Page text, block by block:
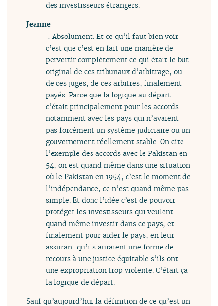
des investisseurs étrangers.
Jeanne
: Absolument. Et ce qu’il faut bien voir
c’est que c’est en fait une manière de
pervertir complètement ce qui était le but
original de ces tribunaux d’arbitrage, ou
de ces juges, de ces arbitres, finalement
payés. Parce que la logique au départ
c’était principalement pour les accords
notamment avec les pays qui n’avaient
pas forcément un système judiciaire ou un
gouvernement réellement stable. On cite
l’exemple des accords avec le Pakistan en
54, on est quand même dans une situation
où le Pakistan en 1954, c’est le moment de
l’indépendance, ce n’est quand même pas
simple. Et donc l’idée c’est de pouvoir
protéger les investisseurs qui veulent
quand même investir dans ce pays, et
finalement pour aider le pays, en leur
assurant qu’ils auraient une forme de
recours à une justice équitable s’ils ont
une expropriation trop violente. C’était ça
la logique de départ.
Sauf qu’aujourd’hui la définition de ce qu’est un